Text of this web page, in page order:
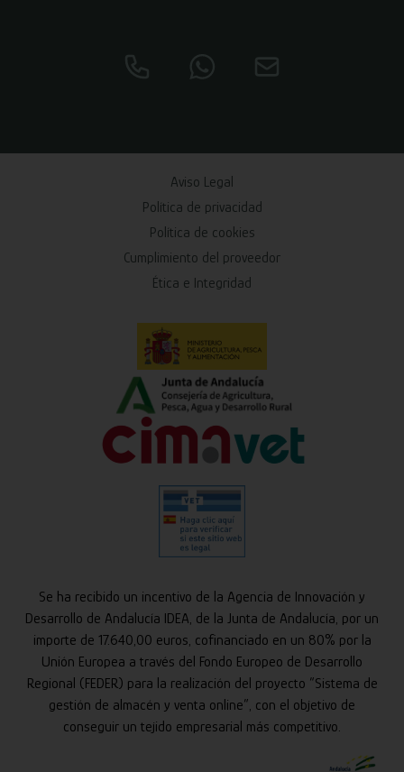
Aviso Legal
Política de privacidad
Política de cookies
Cumplimiento del proveedor
Ética e Integridad
Se ha recibido un incentivo de la Agencia de Innovación y
Desarrollo de Andalucía IDEA, de la Junta de Andalucía, por un
importe de 17.640,00 euros, cofinanciado en un 80% por la
Unión Europea a través del Fondo Europeo de Desarrollo
Regional (FEDER) para la realización del proyecto “Sistema de
gestión de almacén y venta online”, con el objetivo de
conseguir un tejido empresarial más competitivo.